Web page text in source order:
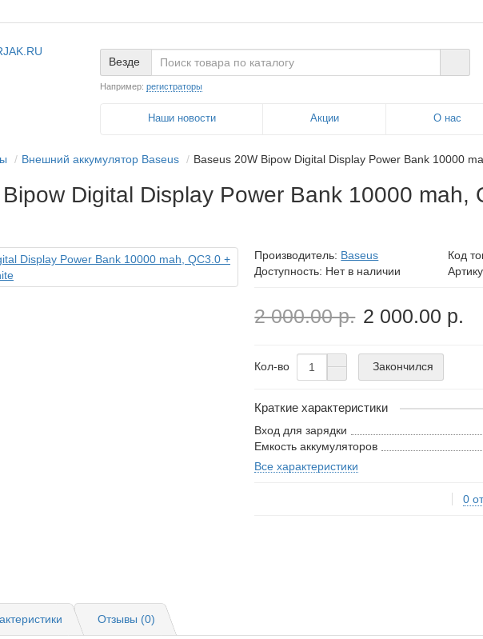
Везде
Например: регистраторы
Наши новости Акции О нас
Внешний аккумулятор Baseus Baseus 20W Bipow Digital Display Power Bank 10000
Digital Display Power Bank 10000 mah,
Производитель: Baseus Код
Доступность: Нет в наличии
2 000.00 р. 2 000.00 р.
Кол-во Закончился
Краткие характеристики
Вход для зарядки
Емкость аккумуляторов
Все характеристики
0
Отзывы (0)